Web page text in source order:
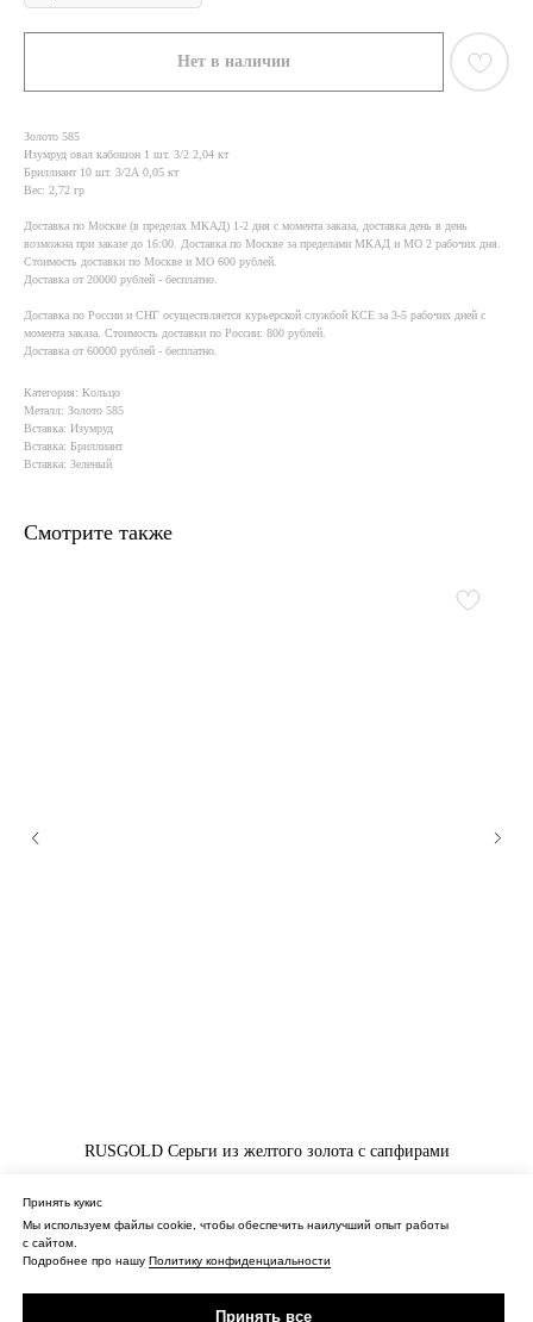
Принять кукис
Мы используем файлы cookie, чтобы обеспечить наилучший опыт работы
с сайтом.
Подробнее про нашу Политику конфиденциальности
Принять все
Нет в наличии
Золото 585
Изумруд овал кабошон 1 шт. 3/2 2,04 кт
Бриллиант 10 шт. 3/2А 0,05 кт
Вес: 2,72 гр
Доставка по Москве (в пределах МКАД) 1-2 дня с момента заказа, доставка день в день
возможна при заказе до 16:00. Доставка по Москве за пределами МКАД и МО 2 рабочих дня.
Стоимость доставки по Москве и МО 600 рублей.
Доставка от 20000 рублей - бесплатно.
Доставка по России и СНГ осуществляется курьерской службой КСE за 3-5 рабочих дней с
момента заказа. Стоимость доставки по России: 800 рублей.
Доставка от 60000 рублей - бесплатно.
Категория: Кольцо
Металл: Золото 585
Вставка: Изумруд
Вставка: Бриллиант
Вставка: Зеленый
Смотрите также
RUSGOLD Серьги из желтого золота с сапфирами
Купить